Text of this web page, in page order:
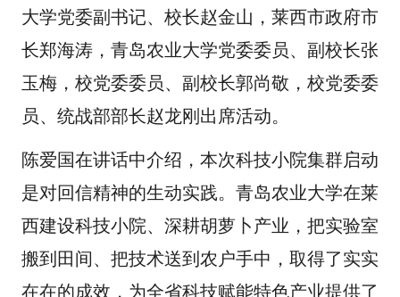
大学党委副书记、校长赵金山，莱西市政府市
长郑海涛，青岛农业大学党委委员、副校长张
玉梅，校党委委员、副校长郭尚敬，校党委委
员、统战部部长赵龙刚出席活动。
陈爱国在讲话中介绍，本次科技小院集群启动
是对回信精神的生动实践。青岛农业大学在莱
西建设科技小院、深耕胡萝卜产业，把实验室
搬到田间、把技术送到农户手中，取得了实实
在在的成效，为全省科技赋能特色产业提供了